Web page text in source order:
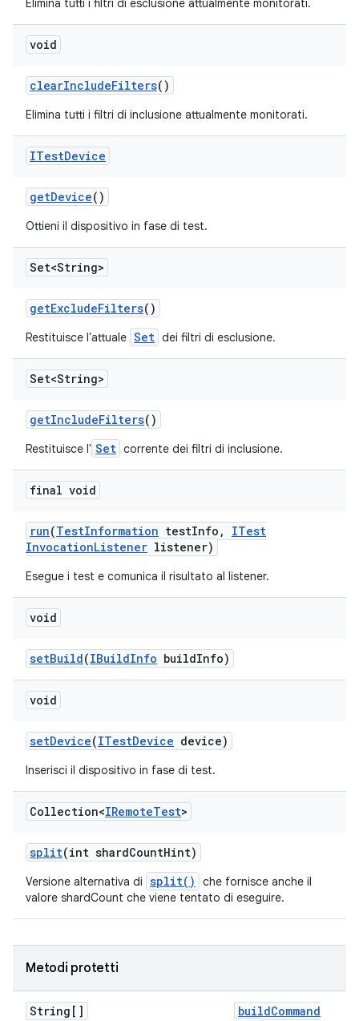
Elimina tutti i filtri di esclusione attualmente monitorati.
void
clearIncludeFilters()
Elimina tutti i filtri di inclusione attualmente monitorati.
ITestDevice
getDevice()
Ottieni il dispositivo in fase di test.
Set<String>
getExcludeFilters()
Restituisce l'attuale Set dei filtri di esclusione.
Set<String>
getIncludeFilters()
Restituisce l' Set corrente dei filtri di inclusione.
final void
run(TestInformation testInfo ,
ITest
InvocationListener listener)
Esegue i test e comunica il risultato al listener.
void
setBuild(IBuildInfo buildInfo)
void
setDevice(ITestDevice device)
Inserisci il dispositivo in fase di test.
Collection<IRemoteTest>
split(int shardCountHint)
Versione alternativa di split()
che fornisce anche il
valore shardCount che viene tentato di eseguire.
Metodi protetti
String[] buildCommand